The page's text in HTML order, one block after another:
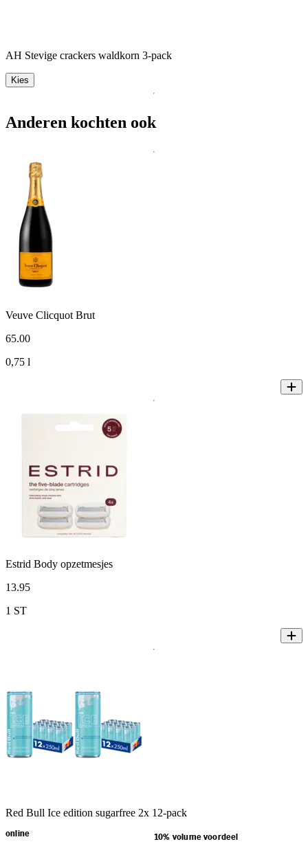
AH Stevige crackers waldkorn 3-pack
Kies
Anderen kochten ook
Veuve Clicquot Brut
65.00
0,75 l
Estrid Body opzetmesjes
13.95
1 ST
Red Bull Ice edition sugarfree 2x 12-pack
online 10% volume voordeel